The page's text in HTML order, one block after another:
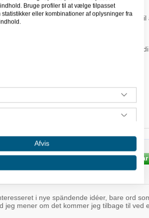
er parat til at bruge 1 1/2 time af deres tid til
specielt i disse tider har meget store
som helst og leder efter mennesker med
Svar
i nye spändende idéer, bare ord
jeg mener om det kommer jeg tilbage til ved
Bruge profiler til at vælge tilpasset
eller kombinationer af oplysninger fra
Afvis